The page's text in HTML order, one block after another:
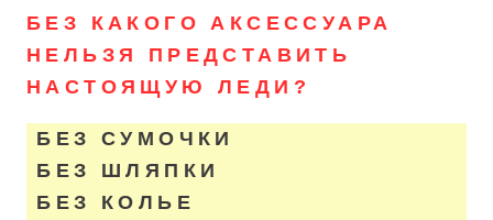
БЕЗ КАКОГО АКСЕССУАРА
НЕЛЬЗЯ ПРЕДСТАВИТЬ
НАСТОЯЩУЮ ЛЕДИ?
БЕЗ СУМОЧКИ
БЕЗ ШЛЯПКИ
БЕЗ КОЛЬЕ